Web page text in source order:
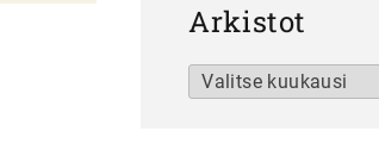
Arkistot
Arkistot